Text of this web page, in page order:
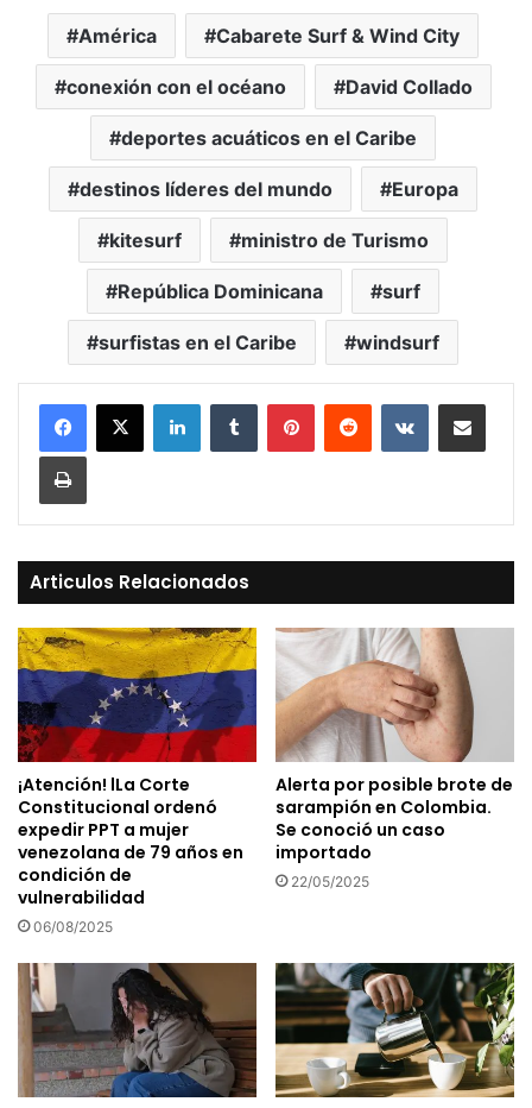
América Cabarete Surf & Wind City
conexión con el océano David Collado
deportes acuáticos en el Caribe
destinos líderes del mundo Europa
kitesurf ministro de Turismo
República Dominicana surf
surfistas en el Caribe windsurf
LinkedInTumblr PinterestReddit VKontakteCompartir vía Mail
Print
Articulos Relacionados
¡Atención! lLa Corte
Constitucional ordenó
expedir PPT a mujer
venezolana de 79 años en
condición de
vulnerabilidad
06/08/2025
Alerta por posible brote de
sarampión en Colombia.
Se conoció un caso
importado
22/05/2025